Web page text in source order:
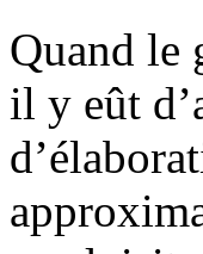
Quand le
il y eût